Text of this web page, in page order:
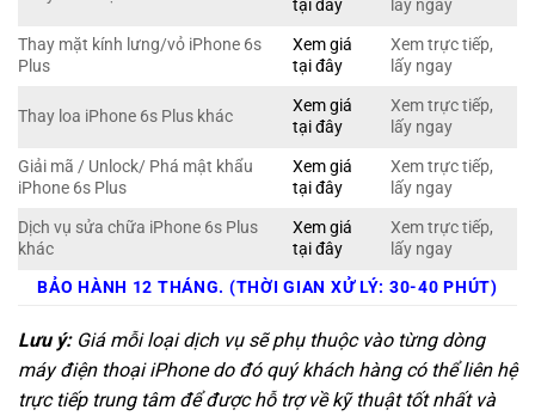
tại đây
lấy ngay
Thay mặt kính lưng/vỏ iPhone 6s
Plus
Xem giá
tại đây
Xem trực tiếp,
lấy ngay
Thay loa iPhone 6s Plus khác
Xem giá
tại đây
Xem trực tiếp,
lấy ngay
Giải mã / Unlock/ Phá mật khẩu
iPhone 6s Plus
Xem giá
tại đây
Xem trực tiếp,
lấy ngay
Dịch vụ sửa chữa iPhone 6s Plus
khác
Xem giá
tại đây
Xem trực tiếp,
lấy ngay
BẢO HÀNH 12 THÁNG. (THỜI GIAN XỬ LÝ: 30-40 PHÚT)
Lưu ý:Giá mỗi loại dịch vụ sẽ phụ thuộc vào từng dòng
máy điện thoại iPhone do đó quý khách hàng có thể liên hệ
trực tiếp trung tâm để được hỗ trợ về kỹ thuật tốt nhất và